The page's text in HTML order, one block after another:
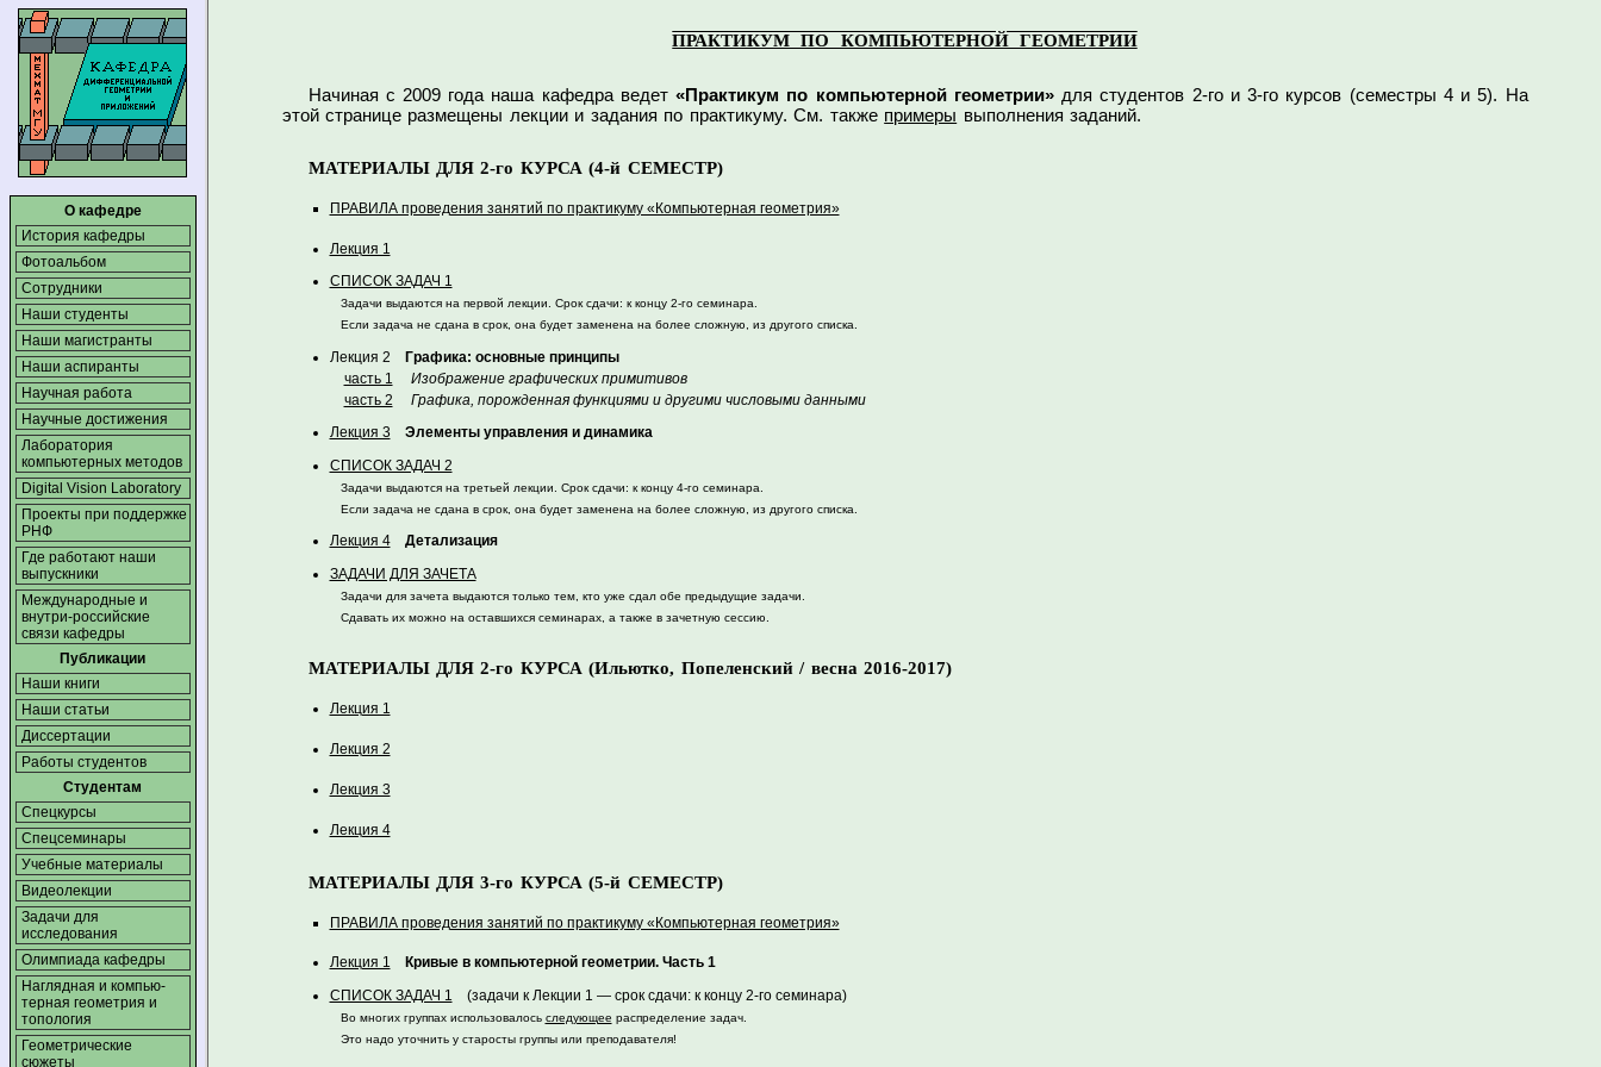
О кафедре
История кафедры
Фотоальбом
Сотрудники
Наши студенты
Наши магистранты
Наши аспиранты
Научная работа
Научные достижения
Лаборатория
компьютерных методов
Digital Vision Laboratory
Проекты при поддержке
РНФ
Где работают наши
выпускники
Международные и
внутри-российские
связи кафедры
Публикации
Наши книги
Наши статьи
Диссертации
Работы студентов
Студентам
Спецкурсы
Спецсеминары
Учебные материалы
Видеолекции
Задачи для
исследования
Олимпиада кафедры
Наглядная и компью­
терная геометрия и
топология
Геометрические
сюжеты
ПРАКТИКУМ ПО КОМПЬЮТЕРНОЙ ГЕОМЕТРИИ
Начиная с 2009 года наша кафедра ведет«Практикум по компьютерной геометрии»для студентов 2-го и 3-го курсов (семестры 4 и 5). На
этой странице размещены лекции и задания по практикуму.См. также примеры выполнения заданий.
МАТЕРИАЛЫ ДЛЯ 2-го КУРСА (4-й СЕМЕСТР)
ПРАВИЛА проведения занятий по практикуму «Компьютерная геометрия»
Лекция 1
СПИСОК ЗАДАЧ 1
Задачи выдаются на первой лекции. Срок сдачи: к концу 2-го семинара.
Если задача не сдана в срок, она будет заменена на более сложную, из другого списка.
Лекция 2 Графика: основные принципы
часть 1
Изображение графических примитивов
часть 2
Графика, порожденная функциями и другими числовыми данными
Лекция 3
Элементы управления и динамика
СПИСОК ЗАДАЧ 2
Задачи выдаются на третьей лекции. Срок сдачи: к концу 4-го семинара.
Если задача не сдана в срок, она будет заменена на более сложную, из другого списка.
Лекция 4
Детализация
ЗАДАЧИ ДЛЯ ЗАЧЕТА
Задачи для зачета выдаются только тем, кто уже сдал обе предыдущие задачи.
Сдавать их можно на оставшихся семинарах, а также в зачетную сессию.
МАТЕРИАЛЫ ДЛЯ 2-го КУРСА (Ильютко, Попеленский / весна 2016-2017)
Лекция 1
Лекция 2
Лекция 3
Лекция 4
МАТЕРИАЛЫ ДЛЯ 3-го КУРСА (5-й СЕМЕСТР)
ПРАВИЛА проведения занятий по практикуму «Компьютерная геометрия»
Лекция 1
Кривые в компьютерной геометрии. Часть 1
СПИСОК ЗАДАЧ 1 (задачи к Лекции 1 — срок сдачи: к концу 2-го семинара)
Во многих группах использовалось следующее распределение задач.
Это надо уточнить у старосты группы или преподавателя!